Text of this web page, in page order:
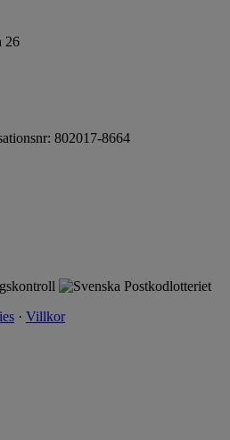
26
802017-8664
· Villkor